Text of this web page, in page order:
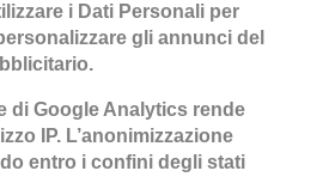
i Dati Personali per
gli annunci del
di Google Analytics rende
IP. L’anonimizzazione
entro i confini degli stati